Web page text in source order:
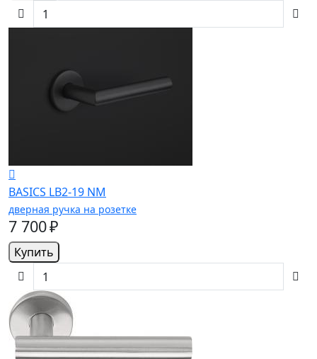
BASICS LB2-19 NM
дверная ручка на розетке
7 700 ₽
Купить